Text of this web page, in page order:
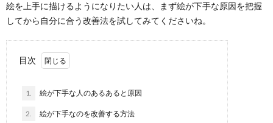
絵を上手に描けるようになりたい人は、まず絵が下手な原因を把握
してから自分に合う改善法を試してみてくださいね。
目次
1. 絵が下手な人のあるあると原因
2. 絵が下手なのを改善する方法